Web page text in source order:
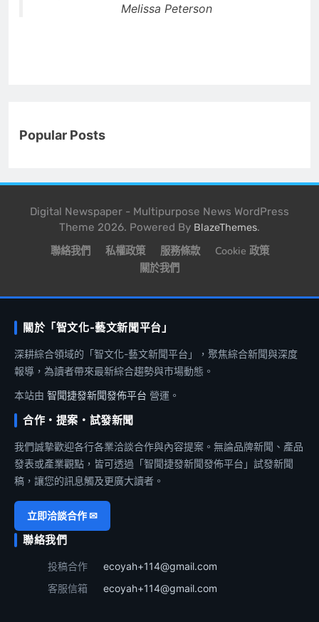
Melissa Peterson
Popular Posts
Digital Newspaper - Multipurpose News WordPress
Theme 2026. Powered By BlazeThemes.
聯絡我們 私權政策 服務條款
Cookie 政策
關於我們
關於「智文化-藝文新聞平台」
深耕綜合領域的「智文化-藝文新聞平台」，聚焦綜合新聞與深度
報導，為讀者帶來最新綜合趨勢與市場動態。
本站由 智聞捷發新聞發佈平台 營運。
合作・提案・試發新聞
我們誠摯歡迎各行各業洽談合作與內容提案。無論品牌新聞、產品
發表或產業觀點，皆可透過「智聞捷發新聞發佈平台」試發新聞
稿，讓您的訊息觸及更廣大讀者。
立即洽談合作 ✉
聯絡我們
投稿合作
ecoyah+114@gmail.com
客服信箱
ecoyah+114@gmail.com